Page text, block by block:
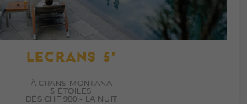
LECRANS 5*
À CRANS-MONTANA
5 ÉTOILES
DÈS CHF 980.- LA NUIT